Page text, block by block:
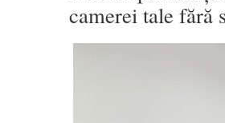
camerei tale fără